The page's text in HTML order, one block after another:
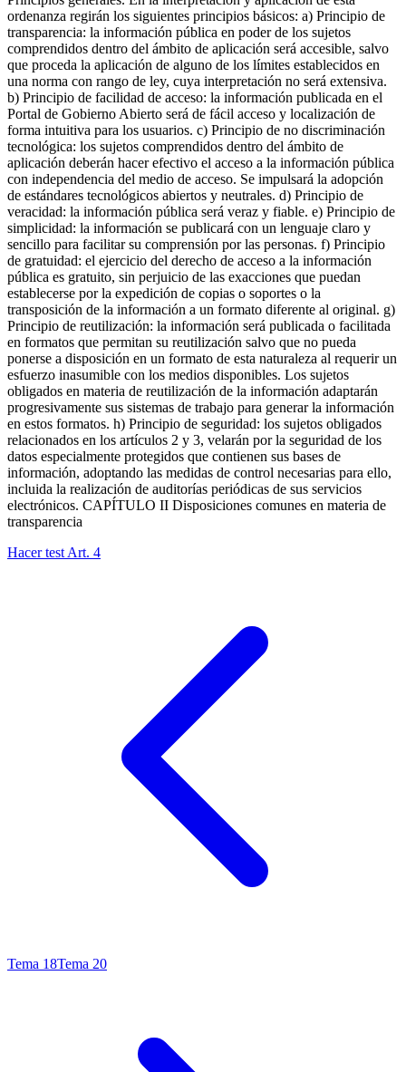
ordenanza regirán los siguientes principios básicos: a) Principio de
transparencia: la información pública en poder de los sujetos
comprendidos dentro del ámbito de aplicación será accesible, salvo
que proceda la aplicación de alguno de los límites establecidos en
una norma con rango de ley, cuya interpretación no será extensiva.
b) Principio de facilidad de acceso: la información publicada en el
Portal de Gobierno Abierto será de fácil acceso y localización de
forma intuitiva para los usuarios. c) Principio de no discriminación
tecnológica: los sujetos comprendidos dentro del ámbito de
aplicación deberán hacer efectivo el acceso a la información pública
con independencia del medio de acceso. Se impulsará la adopción
de estándares tecnológicos abiertos y neutrales. d) Principio de
veracidad: la información pública será veraz y fiable. e) Principio de
simplicidad: la información se publicará con un lenguaje claro y
sencillo para facilitar su comprensión por las personas. f) Principio
de gratuidad: el ejercicio del derecho de acceso a la información
pública es gratuito, sin perjuicio de las exacciones que puedan
establecerse por la expedición de copias o soportes o la
transposición de la información a un formato diferente al original. g)
Principio de reutilización: la información será publicada o facilitada
en formatos que permitan su reutilización salvo que no pueda
ponerse a disposición en un formato de esta naturaleza al requerir un
esfuerzo inasumible con los medios disponibles. Los sujetos
obligados en materia de reutilización de la información adaptarán
progresivamente sus sistemas de trabajo para generar la información
en estos formatos. h) Principio de seguridad: los sujetos obligados
relacionados en los artículos 2 y 3, velarán por la seguridad de los
datos especialmente protegidos que contienen sus bases de
información, adoptando las medidas de control necesarias para ello,
incluida la realización de auditorías periódicas de sus servicios
electrónicos. CAPÍTULO II Disposiciones comunes en materia de
transparencia
Hacer test Art. 4
Tema 18Tema 20